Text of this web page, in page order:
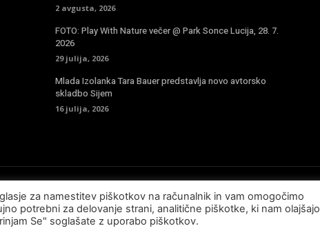
2 avgusta, 2026
FOTO: Play With Nature večer @ Park Sonce Lucija, 28. 7.
2026
29 julija, 2026
Mlada Izolanka Tara Bauer predstavlja novo avtorsko
skladbo Sijem
16 julija, 2026
za namestitev piškotkov na računalnik in vam omogočimo
potrebni za delovanje strani, analitične piškotke, ki nam olajšajo
Se" soglašate z uporabo piškotkov.